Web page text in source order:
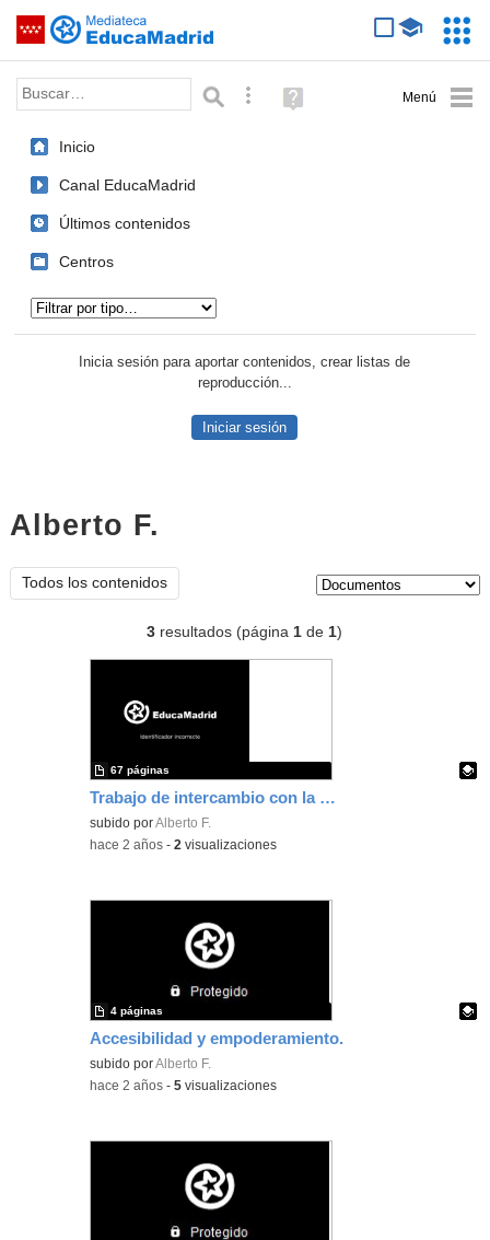
Saltar navegación
Palabra o frase: Búsqueda avanzada
Ayuda
(en
Inicio
Canal EducaMadrid
Últimos contenidos
Centros
Inicia sesión para aportar contenidos, crear listas de
reproducción...
Iniciar sesión
Alberto F.
Todos los contenidos
3 resultados (página1 de1)
Trabajo de intercambio con la Fundación Vicente Ferrer
Contenido educativo.
subido porAlberto F.
67 páginas
-hace 2 años -2 visualizaciones
Accesibilidad y empoderamiento.
Contenido educativo.
subido porAlberto F.
4 páginas
-hace 2 años -5 visualizaciones